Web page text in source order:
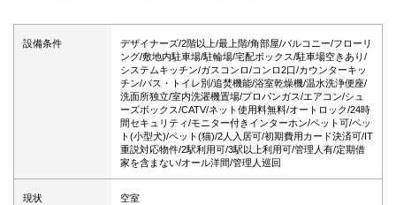
設備条件
デザイナーズ/2階以上/最上階/角部屋/バルコニー/フローリ
ング/敷地内駐車場/駐輪場/宅配ボックス/駐車場空きあり/
システムキッチン/ガスコンロ/コンロ2口/カウンターキッ
チン/バス・トイレ別/追焚機能/浴室乾燥機/温水洗浄便座/
洗面所独立/室内洗濯機置場/プロパンガス/エアコン/シュ
ーズボックス/CATV/ネット使用料無料/オートロック/24時
間セキュリティ/モニター付きインターホン/ペット可/ペッ
ト(小型犬)/ペット(猫)/2人入居可/初期費用カード決済可/IT
重説対応物件/2駅利用可/3駅以上利用可/管理人有/定期借
家を含まない/オール洋間/管理人巡回
現状 空室